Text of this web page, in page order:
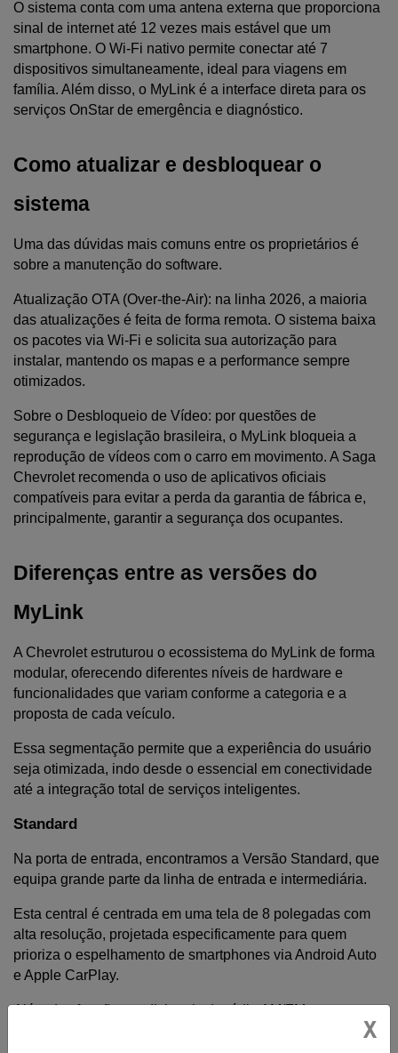
O sistema conta com uma antena externa que proporciona
sinal de internet até 12 vezes mais estável que um
smartphone. O Wi-Fi nativo permite conectar até 7
dispositivos simultaneamente, ideal para viagens em
família. Além disso, o MyLink é a interface direta para os
serviços OnStar de emergência e diagnóstico.
Como atualizar e desbloquear o
sistema
Uma das dúvidas mais comuns entre os proprietários é
sobre a manutenção do software.
Atualização OTA (Over-the-Air): na linha 2026, a maioria
das atualizações é feita de forma remota. O sistema baixa
os pacotes via Wi-Fi e solicita sua autorização para
instalar, mantendo os mapas e a performance sempre
otimizados.
Sobre o Desbloqueio de Vídeo: por questões de
segurança e legislação brasileira, o MyLink bloqueia a
reprodução de vídeos com o carro em movimento. A Saga
Chevrolet recomenda o uso de aplicativos oficiais
compatíveis para evitar a perda da garantia de fábrica e,
principalmente, garantir a segurança dos ocupantes.
Diferenças entre as versões do
MyLink
A Chevrolet estruturou o ecossistema do MyLink de forma
modular, oferecendo diferentes níveis de hardware e
funcionalidades que variam conforme a categoria e a
proposta de cada veículo.
Essa segmentação permite que a experiência do usuário
seja otimizada, indo desde o essencial em conectividade
até a integração total de serviços inteligentes.
Standard
Na porta de entrada, encontramos a Versão Standard, que
equipa grande parte da linha de entrada e intermediária.
Esta central é centrada em uma tela de 8 polegadas com
alta resolução, projetada especificamente para quem
prioriza o espelhamento de smartphones via Android Auto
e Apple CarPlay.
X